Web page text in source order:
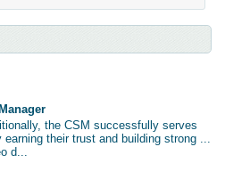
the CSM successfully serves
their trust and building strong ...
d...